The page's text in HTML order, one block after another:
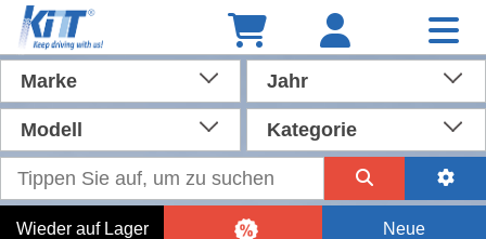
Marke Jahr
Modell Kategorie
Wieder auf Lager Neue